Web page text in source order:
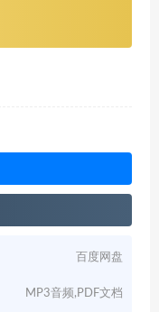
百度网盘
MP3音频,PDF文档